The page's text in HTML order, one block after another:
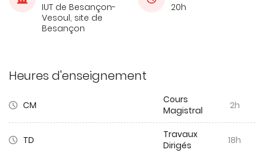
IUT de Besançon-
Vesoul, site de
Besançon
20h
Heures d'enseignement
CM
Cours
Magistral
2h
TD
Travaux
Dirigés
18h